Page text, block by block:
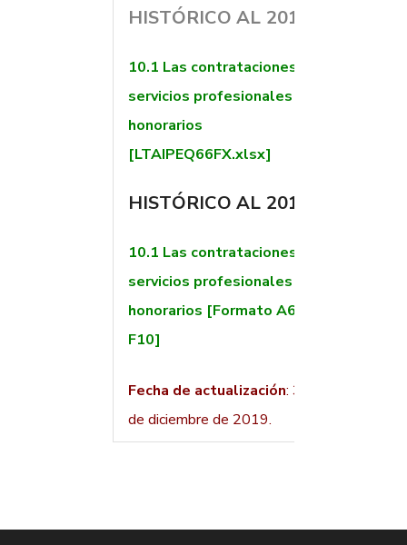
HISTÓRICO AL 2017
10.1 Las contrataciones de
servicios profesionales por
honorarios
[LTAIPEQ66FX.xlsx]
HISTÓRICO AL 2016
10.1 Las contrataciones de
servicios profesionales por
honorarios [Formato A66
F10]
Fecha de actualización: 31
de diciembre de 2019.